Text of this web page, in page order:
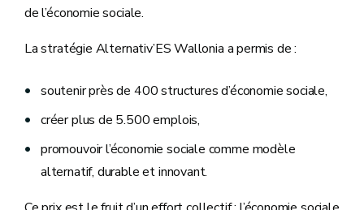
de l’économie sociale.
La stratégie Alternativ’ES Wallonia a permis de :
soutenir près de 400 structures d’économie sociale,
créer plus de 5.500 emplois,
promouvoir l’économie sociale comme modèle
alternatif, durable et innovant.